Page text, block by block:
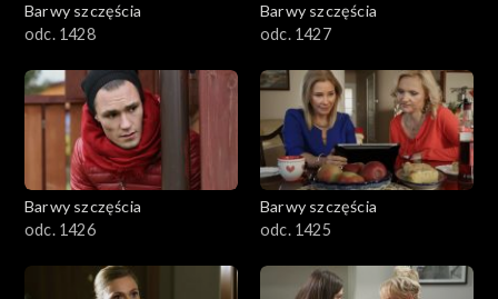
Barwy szczęścia
odc. 1428
Barwy szczęścia
odc. 1427
Barwy szczęścia
odc. 1426
Barwy szczęścia
odc. 1425